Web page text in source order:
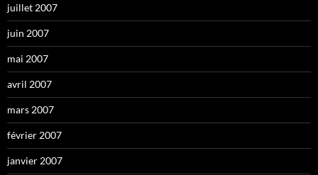
juillet 2007
juin 2007
mai 2007
avril 2007
mars 2007
février 2007
janvier 2007